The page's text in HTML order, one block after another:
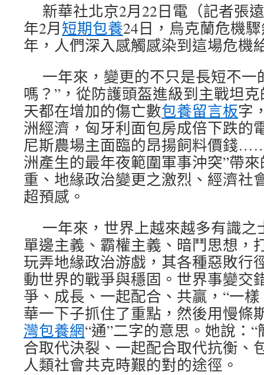
新華社北京2月22日電（記者張
年2月短期包養24日，烏克蘭危機
年，人們深入感觸感染到這場危機
一年來，變更的不只是長短不一
嗎？”，從防護頭盔進級到主戰坦
天都在增加的傷亡數包養留言板字
洲經濟，匈牙利面包房成倍下跌的
尼斯農場主面臨的昂揚飼料價錢
洲產生的最年夜範圍軍事沖突”帶
重、地緣政治變更之激烈、經濟社
超預感。
一年來，世界上越來越多有識
單邊主義、霸權主義、暗鬥思想，
玩弄地緣政治游戲，其各種惡敗行
動世界的戰爭與穩固。世界事變交
爭、成長、一起配合、共贏，“一
華一下子抓住了重點，然後用慢條
灣包養網“通”二字的意思。她說：
合取代決裂、一起配合取代抗衡、
人類社會共克時艱的對的途徑。